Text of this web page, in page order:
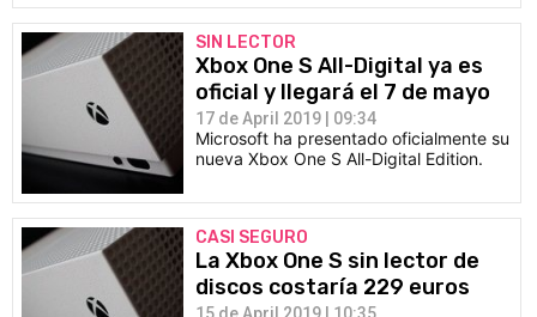
SIN LECTOR
Xbox One S All-Digital ya es
oficial y llegará el 7 de mayo
17 de April 2019 | 09:34
Microsoft ha presentado oficialmente su
nueva Xbox One S All-Digital Edition.
CASI SEGURO
La Xbox One S sin lector de
discos costaría 229 euros